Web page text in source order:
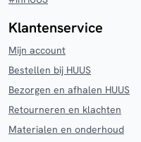
Klantenservice
Mijn account
Bestellen bij HUUS
Bezorgen en afhalen HUUS
Retourneren en klachten
Materialen en onderhoud